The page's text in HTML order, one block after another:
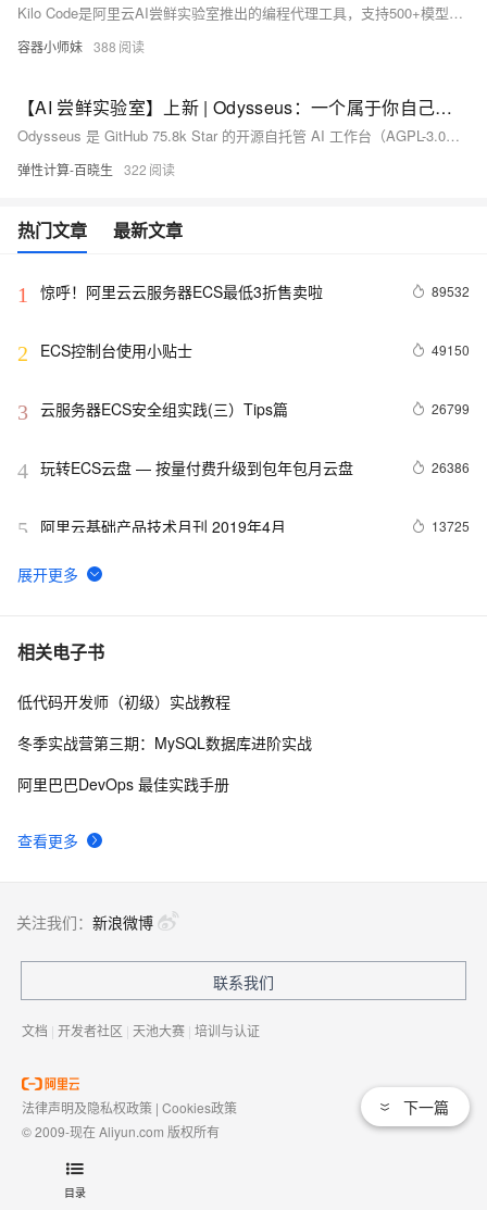
目录
Kilo Code是阿里云AI尝鲜实验室推出的编程代理工具，支持500+模型自由切换、五种专业模式（Ask/Architect/Code/Debug/Custom），提供终端原生体验，无需IDE插件。通过计算巢一键部署，即可在云服务器中用自然语言完成代码生成、项目搭建与问题排查等任务。
容器小师妹 388
【AI 尝鲜实验室】上新 | Odysseus：一个属于你自己的私人 AI 工作台
Odysseus 是 GitHub 75.8k Star 的开源自托管 AI 工作台（AGPL-3.0），集成聊天、Agent、深度研究、多模型对比等9大场景，共享统一AI大脑。本实验通过阿里云计算巢一键部署，配百炼API即可调用Qwen系列模型，适合重视数据主权的开发者与知识工作者。（239字）
弹性计算-百晓生 322
热门文章 最新文章
1 惊呼！阿里云云服务器ECS最低3折售卖啦 89532
2 ECS控制台使用小贴士 49150
3 云服务器ECS安全组实践(三）Tips篇 26799
4 玩转ECS云盘 — 按量付费升级到包年包月云盘 26386
5 阿里云基础产品技术月刊 2019年4月 13725
6 ECS 8080端口连接拒绝问题排查
7 AutoScaling 成本优化模式升级--混合实例策略
8 扫盲人工智能的计算力基石--异构计算
相关电子书
查看更多
低代码开发师（初级）实战教程
冬季实战营第三期：MySQL数据库进阶实战
阿里巴巴DevOps 最佳实践手册
下一篇
关注我们： 新浪微博
联系我们
文档 | 开发者社区 | 天池大赛 | 培训与认证
法律声明及隐私权政策 | Cookies政策
© 2009-现在 Aliyun.com 版权所有
域名注册服务机构许可：